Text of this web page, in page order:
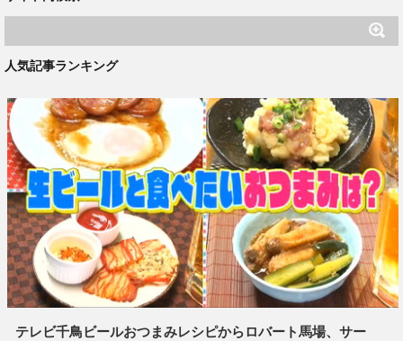
人気記事ランキング
テレビ千鳥ビールおつまみレシピからロバート馬場、サー